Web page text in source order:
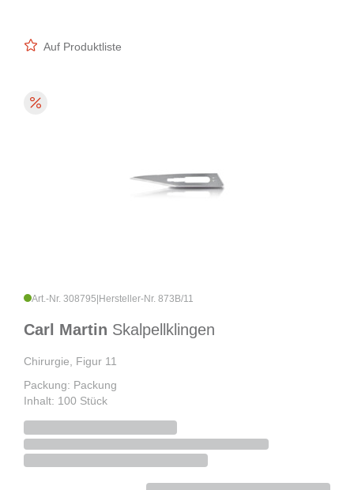
Auf Produktliste
Art.-Nr. 308795 Hersteller-Nr. 873B/11
Carl Martin Skalpellklingen
Chirurgie, Figur 11
Packung: Packung
Inhalt: 100 Stück